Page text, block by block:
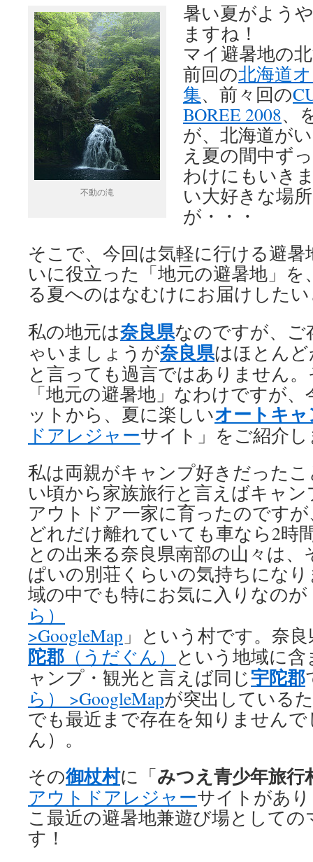
不動の滝
暑い夏がよう
ますね！
マイ避暑地の
前回の北海道
集、前々回の
BOREE 2008、
が、北海道が
え夏の間中ず
わけにもいき
い大好きな場
が・・・
そこで、今回は気軽に行ける避
いに役立った「地元の避暑地」
る夏へのはなむけにお届けした
私の地元は奈良県なのですが、
ゃいましょうが奈良県はほとん
と言っても過言ではありません
「地元の避暑地」なわけですが
ットから、夏に楽しいオートキ
ドアレジャーサイト」をご紹介
私は両親がキャンプ好きだった
い頃から家族旅行と言えばキャ
アウトドア一家に育ったのです
どれだけ離れていても車なら2時
との出来る奈良県南部の山々は
ぱいの別荘くらいの気持ちにな
域の中でも特にお気に入りなのが
ら）
>GoogleMap 」という村です。奈
陀郡 （うだぐん）
という地域に
ャンプ・観光と言えば同じ宇陀郡
ら）
>GoogleMapが突出している
でも最近まで存在を知りません
ん）。
その御杖村に「みつえ青少年旅行
アウトドアレジャーサイトがあ
こ最近の避暑地兼遊び場として
す！